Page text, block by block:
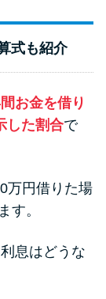
式も紹介
お金を借り
した割合で
万円借りた場
す。
息はどうな